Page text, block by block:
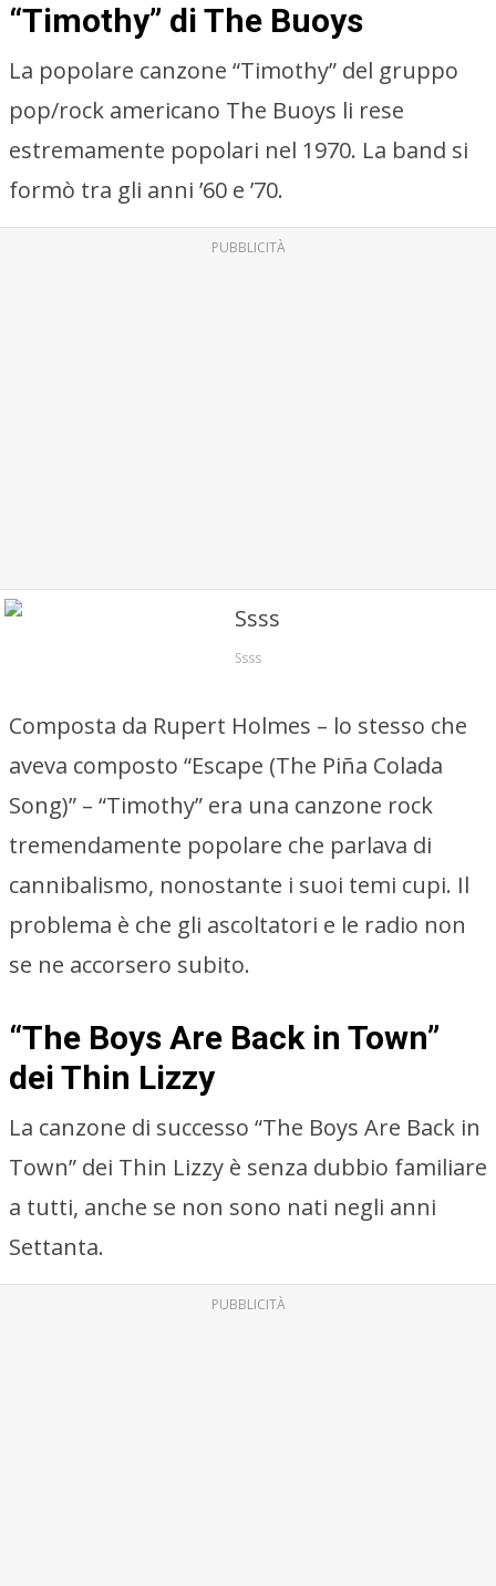
“Timothy” di The Buoys
La popolare canzone “Timothy” del gruppo
pop/rock americano The Buoys li rese
estremamente popolari nel 1970. La band si
formò tra gli anni ’60 e ’70.
PUBBLICITÀ
Ssss
Composta da Rupert Holmes – lo stesso che
aveva composto “Escape (The Piña Colada
Song)” – “Timothy” era una canzone rock
tremendamente popolare che parlava di
cannibalismo, nonostante i suoi temi cupi. Il
problema è che gli ascoltatori e le radio non
se ne accorsero subito.
“The Boys Are Back in Town”
dei Thin Lizzy
La canzone di successo “The Boys Are Back in
Town” dei Thin Lizzy è senza dubbio familiare
a tutti, anche se non sono nati negli anni
Settanta.
PUBBLICITÀ